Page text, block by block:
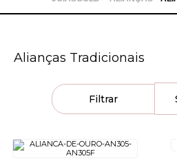
Alianças Tradicionais
Filtrar